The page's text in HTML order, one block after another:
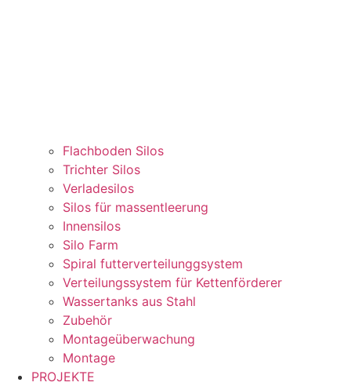
Flachboden Silos
Trichter Silos
Verladesilos
Silos für massentleerung
Innensilos
Silo Farm
Spiral futterverteilunggsystem
Verteilungssystem für Kettenförderer
Wassertanks aus Stahl
Zubehör
Montageüberwachung
Montage
PROJEKTE